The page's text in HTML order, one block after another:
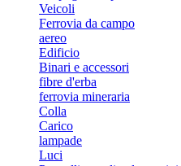
Veicoli
Ferrovia da campo
aereo
Edificio
Binari e accessori
fibre d'erba
ferrovia mineraria
Colla
Carico
lampade
Luci